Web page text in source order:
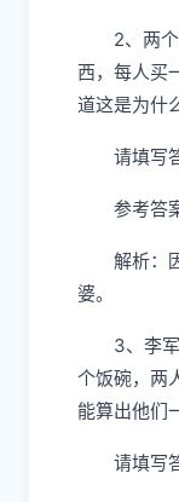
2、两
西，每人买
道这是为什
请填写
参考答
解析：
婆。
3、李
个饭碗，两
能算出他们
请填写